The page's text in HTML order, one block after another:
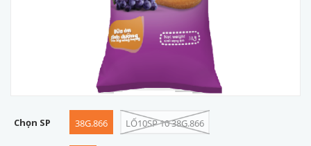
Chọn SP 38G.866 LỐ10SP 10 38G.866